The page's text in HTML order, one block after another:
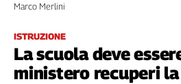
Culture
Categorie
Filcams
Filctem
ISTRUZIONE
La scuola deve
ministero recuperi
Marco Merlini